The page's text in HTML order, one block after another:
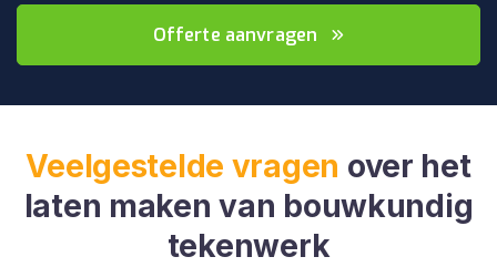
Offerte aanvragen
Veelgestelde vragen over het
laten maken van bouwkundig
tekenwerk